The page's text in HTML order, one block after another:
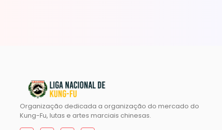
Organização dedicada a organização do mercado do
Kung-Fu, lutas e artes marciais chinesas.